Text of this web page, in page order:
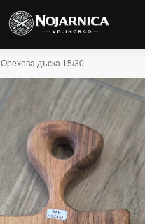
Орехова дъска 15/30